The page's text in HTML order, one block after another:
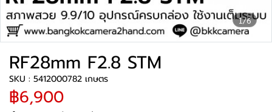
1/6
RF28mm F2.8 STM
SKU : 5412000782 เกษตร
฿6,900